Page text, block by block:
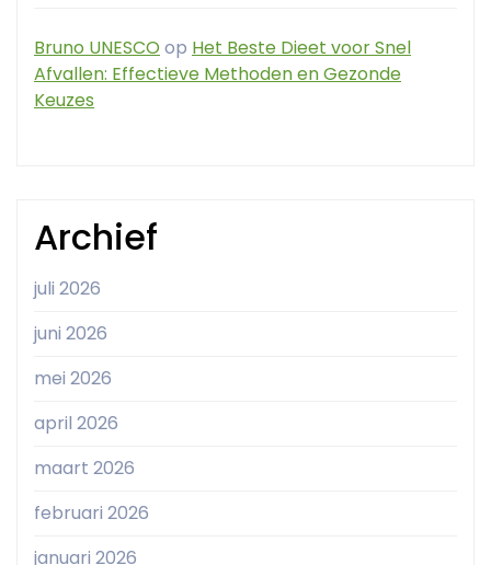
Bruno UNESCO op Het Beste Dieet voor Snel
Afvallen: Effectieve Methoden en Gezonde
Keuzes
Archief
juli 2026
juni 2026
mei 2026
april 2026
maart 2026
februari 2026
januari 2026